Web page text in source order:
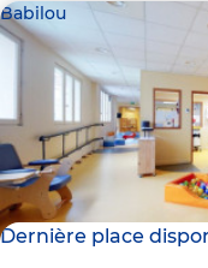
Babilou
Dernière place